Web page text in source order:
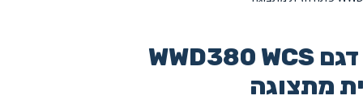
מכונת כביסה MIELE דגם WWD380 WCS